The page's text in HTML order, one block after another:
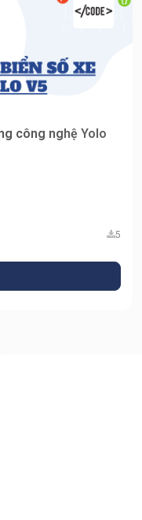
công nghệ Yolo
5